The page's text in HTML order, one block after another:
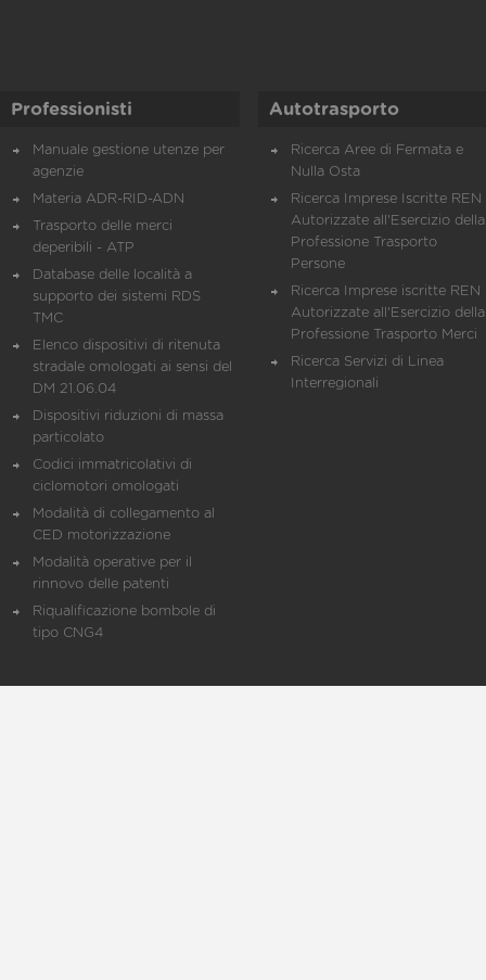
Professionisti
Manuale gestione utenze per
agenzie
Materia ADR-RID-ADN
Trasporto delle merci
deperibili - ATP
Database delle località a
supporto dei sistemi RDS
TMC
Elenco dispositivi di ritenuta
stradale omologati ai sensi del
DM 21.06.04
Dispositivi riduzioni di massa
particolato
Codici immatricolativi di
ciclomotori omologati
Modalità di collegamento al
CED motorizzazione
Modalità operative per il
rinnovo delle patenti
Riqualificazione bombole di
tipo CNG4
Autotrasporto
Ricerca Aree di Fermata e
Nulla Osta
Ricerca Imprese Iscritte REN
Autorizzate all'Esercizio della
Professione Trasporto
Persone
Ricerca Imprese iscritte REN
Autorizzate all'Esercizio della
Professione Trasporto Merci
Ricerca Servizi di Linea
Interregionali